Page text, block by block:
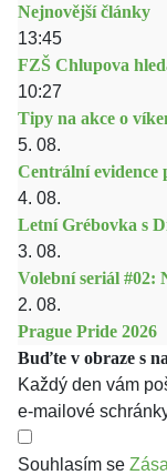
Nejnovější články
13:45
FZŠ Chlupova
10:27
Tipy na akce o
5. 08.
Centrální evidence
4. 08.
Letní Grébovka s
3. 08.
Volební seriál #02:
2. 08.
Prague Pride 2026
Buďte v obraze s
Každý den vám
e-mailové
Souhlasím se